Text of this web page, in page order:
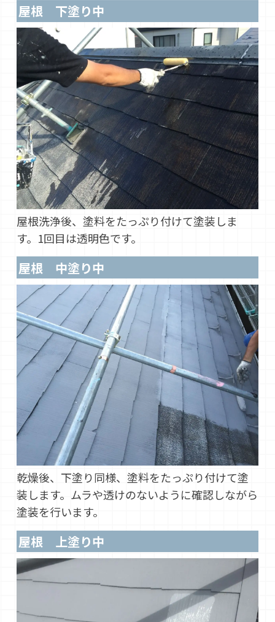
屋根 下塗り中
屋根洗浄後、塗料をたっぷり付けて塗装しま
す。1回目は透明色です。
屋根 中塗り中
乾燥後、下塗り同様、塗料をたっぷり付けて塗
装します。ムラや透けのないように確認しながら
塗装を行います。
屋根 上塗り中